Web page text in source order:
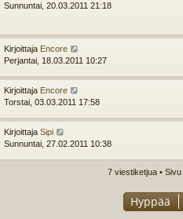
Sunnuntai, 20.03.2011 21:18
Kirjoittaja Encore
Perjantai, 18.03.2011 10:27
Kirjoittaja Encore
Torstai, 03.03.2011 17:58
Kirjoittaja Sipi
Sunnuntai, 27.02.2011 10:38
7 viestiketjua • Sivu
Hyppää